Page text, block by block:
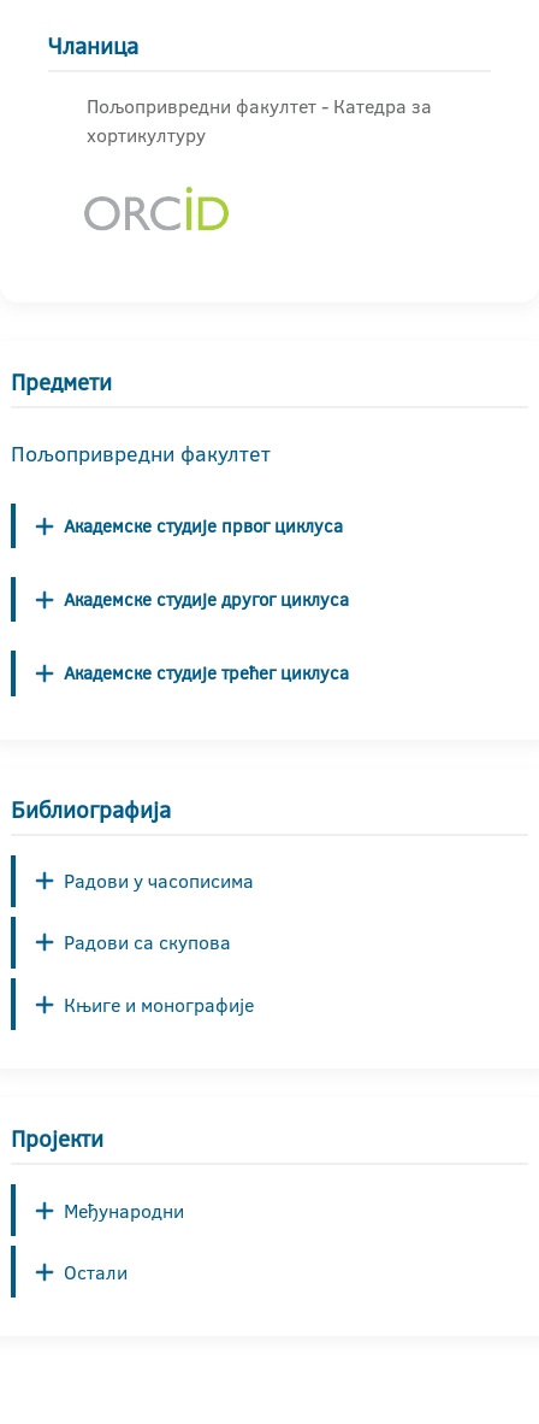
Чланица
Пољопривредни факултет - Катедра за
хортикултуру
Предмети
Пољопривредни факултет
Академске студије првог циклуса
Академске студије другог циклуса
Академске студије трећег циклуса
Библиографија
Радови у часописима
Радови са скупова
Књиге и монографије
Пројекти
Међународни
Остали